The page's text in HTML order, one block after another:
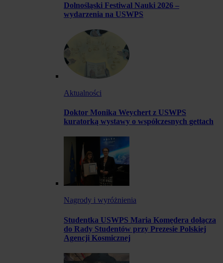
Dolnośląski Festiwal Nauki 2026 –
wydarzenia na USWPS
Aktualności
Doktor Monika Weychert z USWPS
kuratorką wystawy o współczesnych gettach
Nagrody i wyróżnienia
Studentka USWPS Maria Komędera dołącza
do Rady Studentów przy Prezesie Polskiej
Agencji Kosmicznej